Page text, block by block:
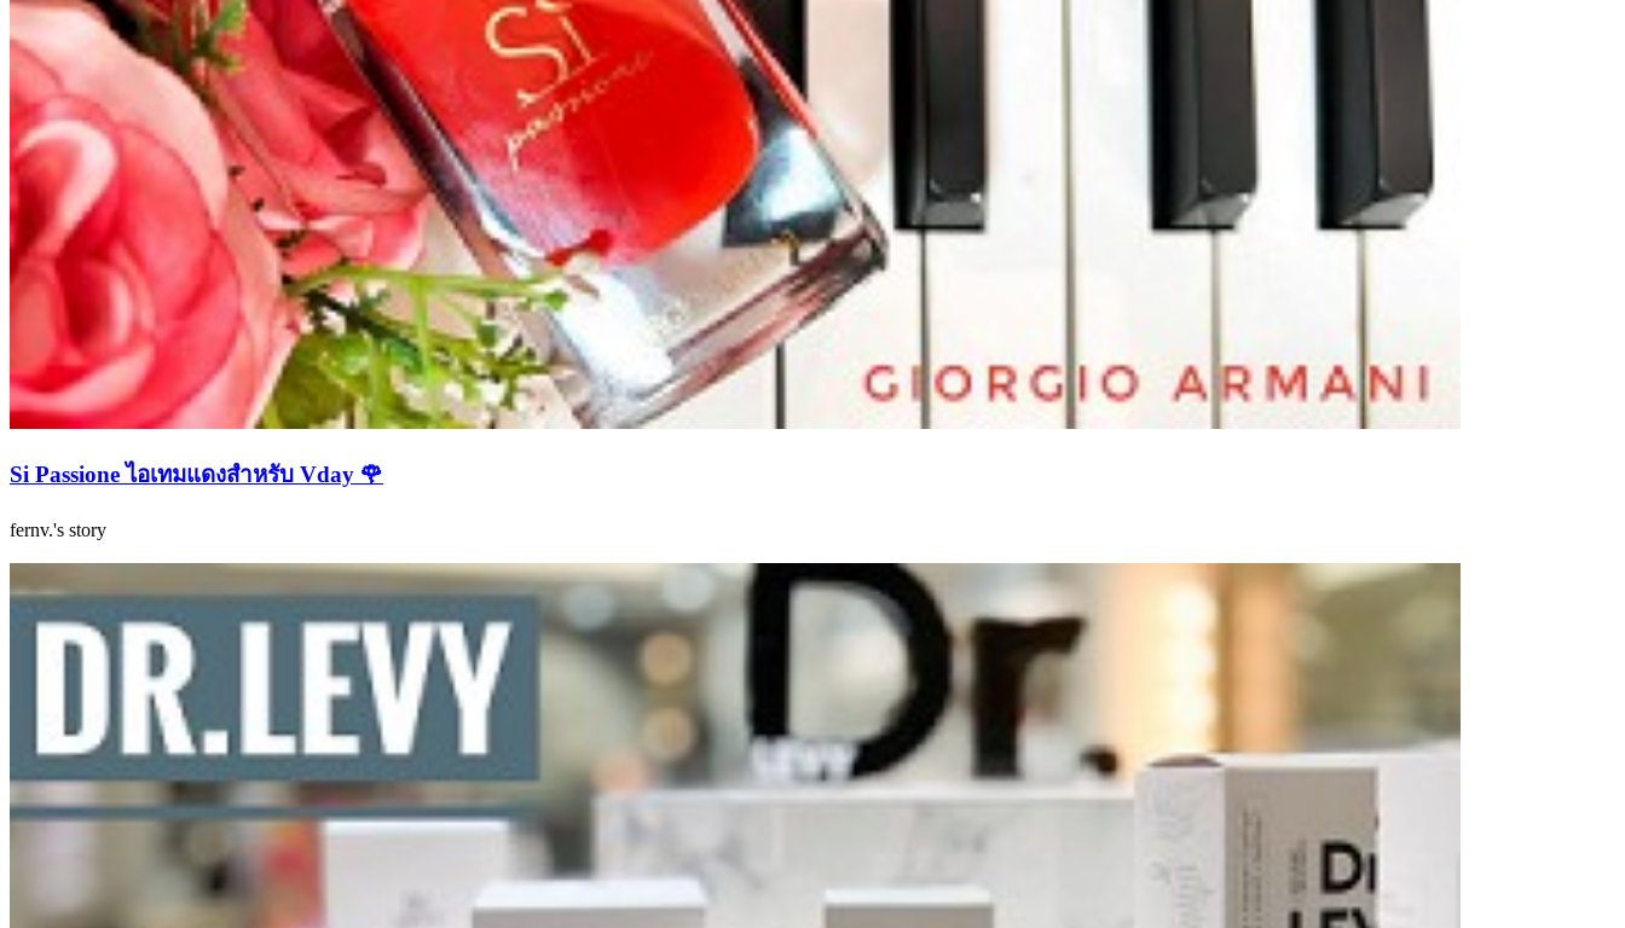
Si Passione ไอเทมแดงสำหรับ Vday 🌹
fernv.'s story